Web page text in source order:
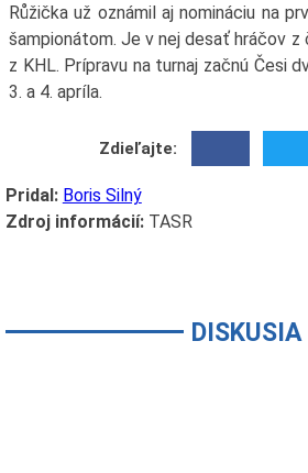
Růžička už oznámil aj nomináciu na
šampionátom. Je v nej desať hráčov
z KHL. Prípravu na turnaj začnú Česi
3. a 4. apríla.
Zdieľajte:
Pridal: Boris Silný
Zdroj informácií:TASR
DISKUSIA